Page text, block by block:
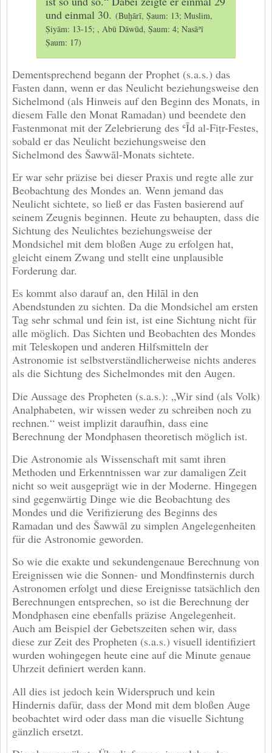
und einmal 30. (Buḫārī, Ṣaum: 13; Muslim,
Ṣiyām: 13-15; , Abū Dāwūd, Ṣaum: 4; Nasāʾī
Ṣaum: 17)
Dementsprechend begann der Prophet (s.a.s.) das
Fasten dann, wenn er das Neulicht beziehungsweise den
Sichelmond (als Hinweis auf den Beginn des Monats, in
diesem Falle den Monat Ramadan) und beendete den
Fastenmonat mit der Zelebrierung des ʿĪd al-Fiṭr-Festes,
sobald er das Neulicht beziehungsweise den
Sichelmond des Šawwāl-Monats sichtete.
Er war sehr präzise bei dieser Praxis und regte alle zur
Beobachtung des Mondes an. Wenn jemand das
Neulicht sichtete, so ließ er das Fasten basierend auf
seinem Zeugnis beginnen. Heute zu behaupten, dass die
Sichtung des Neulichtes beziehungsweise der
Mondsichel mit dem bloßen Auge zu erfolgen hat,
gleicht einem Zwang und stellt eine unplausible
Forderung dar.
Es kommt also darauf an, den Hilāl in den
Abendstunden zu sichten. Da die Mondsichel am ersten
Tag sehr schmal und fein ist, ist eine Sichtung nicht für
alle möglich. Das Sichten und Beobachten des Mondes
mit Teleskopen und anderen Hilfsmitteln der
Astronomie ist selbstverständlicherweise nichts anderes
als die Sichtung des Sichelmondes mit den Augen.
Die Aussage des Propheten (s.a.s.): „Wir sind (als Volk)
Analphabeten, wir wissen weder zu schreiben noch zu
rechnen.“ weist implizit daraufhin, dass eine
Berechnung der Mondphasen theoretisch möglich ist.
Die Astronomie als Wissenschaft mit samt ihren
Methoden und Erkenntnissen war zur damaligen Zeit
nicht so weit ausgeprägt wie in der Moderne. Hingegen
sind gegenwärtig Dinge wie die Beobachtung des
Mondes und die Verifizierung des Beginns des
Ramadan und des Šawwāl zu simplen Angelegenheiten
für die Astronomie geworden.
So wie die exakte und sekundengenaue Berechnung von
Ereignissen wie die Sonnen- und Mondfinsternis durch
Astronomen erfolgt und diese Ereignisse tatsächlich den
Berechnungen entsprechen, so ist die Berechnung der
Mondphasen eine ebenfalls präzise Angelegenheit.
Auch am Beispiel der Gebetszeiten sehen wir, dass
diese zur Zeit des Propheten (s.a.s.) visuell identifiziert
wurden wohingegen heute eine auf die Minute genaue
Uhrzeit definiert werden kann.
All dies ist jedoch kein Widerspruch und kein
Hindernis dafür, dass der Mond mit dem bloßen Auge
beobachtet wird oder dass man die visuelle Sichtung
gänzlich ersetzt.